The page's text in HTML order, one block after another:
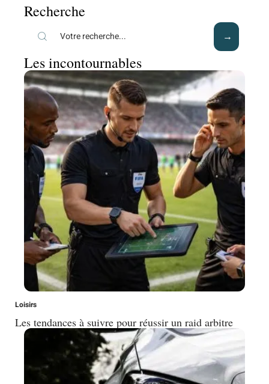
Recherche
Les incontournables
Loisirs
Les tendances à suivre pour réussir un raid arbitre